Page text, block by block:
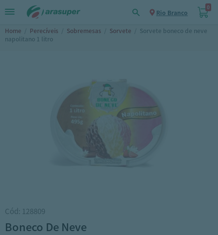
Rio Branco
0
Home / Perecíveis / Sobremesas / Sorvete / Sorvete boneco de neve
napolitano 1 litro
Cód: 128809
boneco de neve